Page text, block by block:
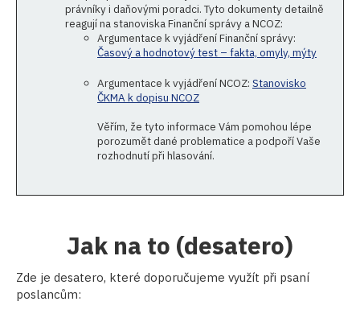
právníky i daňovými poradci. Tyto dokumenty detailně
reagují na stanoviska Finanční správy a NCOZ:
Argumentace k vyjádření Finanční správy:
Časový a hodnotový test – fakta, omyly, mýty
Argumentace k vyjádření NCOZ: Stanovisko
ČKMA k dopisu NCOZ
Věřím, že tyto informace Vám pomohou lépe
porozumět dané problematice a podpoří Vaše
rozhodnutí při hlasování.
Jak na to (desatero)
Zde je desatero, které doporučujeme využít při psaní
poslancům: